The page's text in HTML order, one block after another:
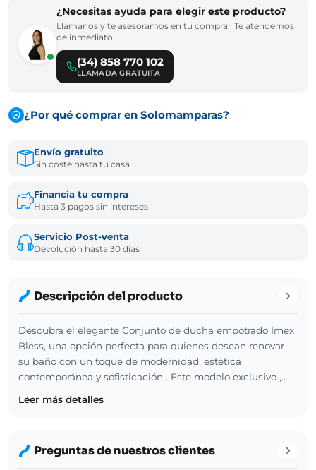
¿Necesitas ayuda para elegir este producto?
Llámanos y te asesoramos en tu compra. ¡Te atendemos
de inmediato!
(34) 858 770 102
LLAMADA GRATUITA
¿Por qué comprar en Solomamparas?
Envío gratuito
Sin coste hasta tu casa
Financia tu compra
Hasta 3 pagos sin intereses
Servicio Post-venta
Devolución hasta 30 días
Descripción del producto
Descubra el elegante Conjunto de ducha empotrado Imex
Bless, una opción perfecta para quienes desean renovar
su baño con un toque de modernidad, estética
contemporánea y sofisticación . Este modelo exclusivo ,…
Leer más detalles
Preguntas de nuestros clientes